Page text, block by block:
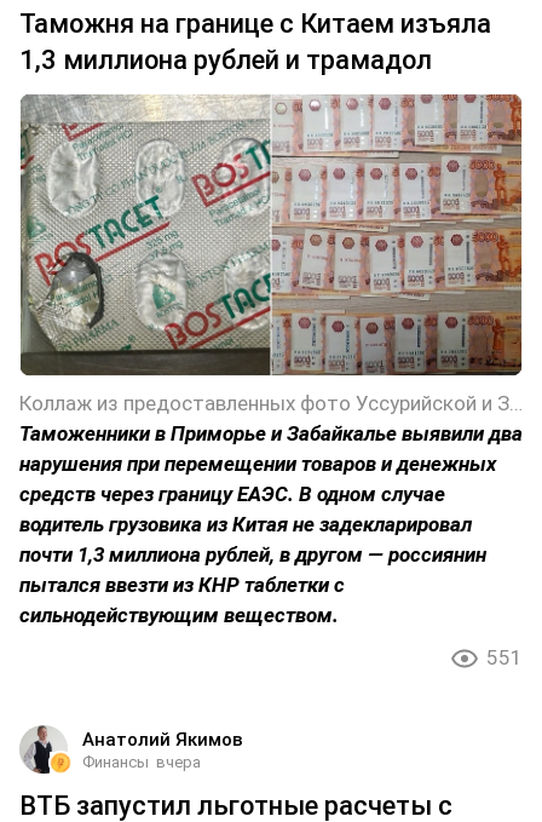
Таможня на границе с Китаем изъяла
1,3 миллиона рублей и трамадол
Таможенники в Приморье и Забайкалье выявили два
нарушения при перемещении товаров и денежных
средств через границу ЕАЭС. В одном случае
водитель грузовика из Китая не задекларировал
почти 1,3 миллиона рублей, в другом — россиянин
пытался ввезти из КНР таблетки с
сильнодействующим веществом.
551
Анатолий Якимов
Финансы вчера
ВТБ запустил льготные расчеты с